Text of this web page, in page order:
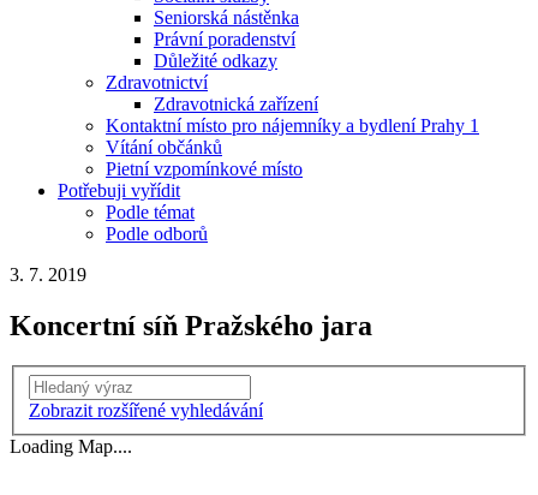
Seniorská nástěnka
Právní poradenství
Důležité odkazy
Zdravotnictví
Zdravotnická zařízení
Kontaktní místo pro nájemníky a bydlení Prahy 1
Vítání občánků
Pietní vzpomínkové místo
Potřebuji vyřídit
Podle témat
Podle odborů
3. 7. 2019
Koncertní síň Pražského jara
Vyhledání
Zobrazit rozšířené vyhledávání
Loading Map....